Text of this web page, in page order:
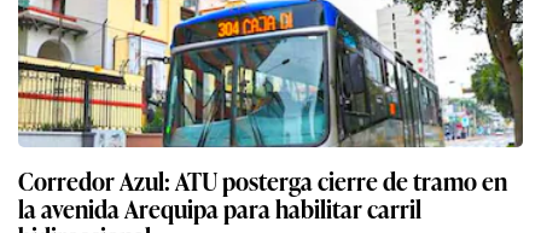
Corredor Azul: ATU posterga cierre de tramo en
la avenida Arequipa para habilitar carril